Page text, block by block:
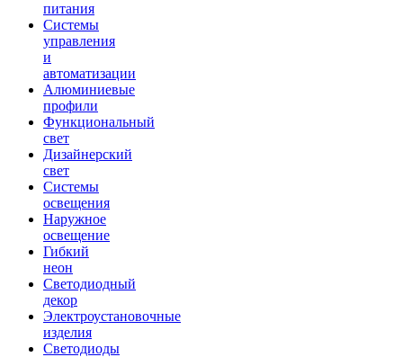
питания
Системы
управления
и
автоматизации
Алюминиевые
профили
Функциональный
свет
Дизайнерский
свет
Системы
освещения
Наружное
освещение
Гибкий
неон
Светодиодный
декор
Электроустановочные
изделия
Светодиоды